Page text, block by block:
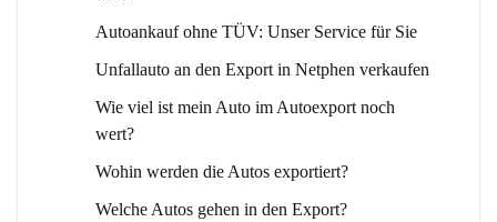
Autoankauf ohne TÜV: Unser Service für Sie
Unfallauto an den Export in Netphen verkaufen
Wie viel ist mein Auto im Autoexport noch
wert?
Wohin werden die Autos exportiert?
Welche Autos gehen in den Export?